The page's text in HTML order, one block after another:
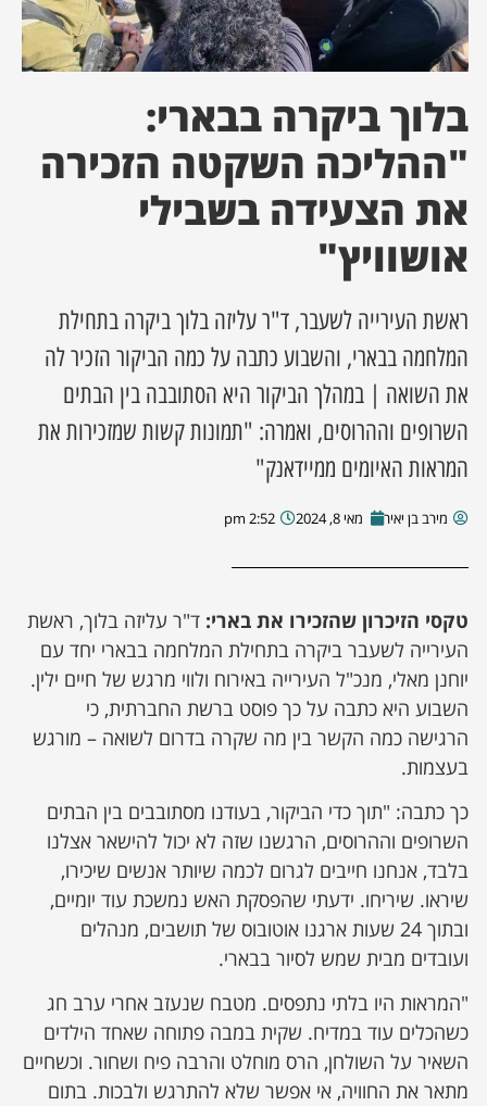
מסע מלחמה
השבוע
מקומית
בלוך ביקרה בבארי:
"ההליכה השקטה הזכירה
את הצעידה בשבילי
אושוויץ"
ראשת העירייה לשעבר, ד"ר עליזה בלוך ביקרה בתחילת
המלחמה בבארי, והשבוע כתבה על כמה הביקור הזכיר לה
את השואה | במהלך הביקור היא הסתובבה בין הבתים
השרופים וההרוסים, ואמרה: "תמונות קשות שמזכירות את
המראות האיומים ממיידאנק"
מירב בן יאיר מאי 8, 2024 2:52 pm
טקסי הזיכרון שהזכירו את בארי: ד"ר עליזה בלוך, ראשת
העירייה לשעבר ביקרה בתחילת המלחמה בבארי יחד עם
יוחנן מאלי, מנכ"ל העירייה באירוח ולווי מרגש של חיים ילין.
השבוע היא כתבה על כך פוסט ברשת החברתית, כי
הרגישה כמה הקשר בין מה שקרה בדרום לשואה – מורגש
בעצמות.
כך כתבה: "תוך כדי הביקור, בעודנו מסתובבים בין הבתים
השרופים וההרוסים, הרגשנו שזה לא יכול להישאר אצלנו
בלבד, אנחנו חייבים לגרום לכמה שיותר אנשים שיכירו,
שיראו. שיריחו. ידעתי שהפסקת האש נמשכת עוד יומיים,
ובתוך 24 שעות ארגנו אוטובוס של תושבים, מנהלים
ועובדים מבית שמש לסיור בבארי.
"המראות היו בלתי נתפסים. מטבח שנעזב אחרי ערב חג
כשהכלים עוד במדיח. שקית במבה פתוחה שאחד הילדים
השאיר על השולחן, הרס מוחלט והרבה פיח ושחור. וכשחיים
מתאר את החוויה, אי אפשר שלא להתרגש ולבכות. בתום